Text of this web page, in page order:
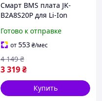
Смарт BMS плата JK-
B2A8S20P для Li-Ion
RS485 0.3m Bluetooth
балансиром 2A buzyna
Готово к отправке
от553₴/мес
3 319₴
4 149 ₴
Купить